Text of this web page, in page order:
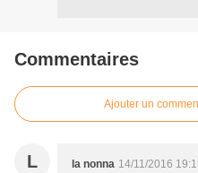
Commentaires
Ajouter un
L la nonna 14/11/2016